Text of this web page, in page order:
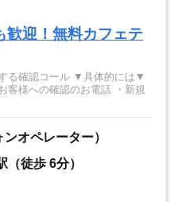
歓迎！無料カフェテ
ル ▼具体的には▼
客様への確認のお電話 ・新規
オペレーター）
徒歩 6分）